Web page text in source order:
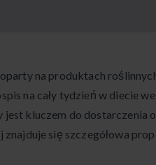
na produktach
na cały tydzień w diecie
kluczem do dostarczenia
się szczegółowa